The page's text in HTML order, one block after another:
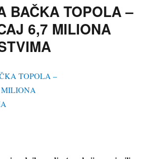
U
VITENBERGU
BAČKA TOPOLA –
6,7 MILIONA